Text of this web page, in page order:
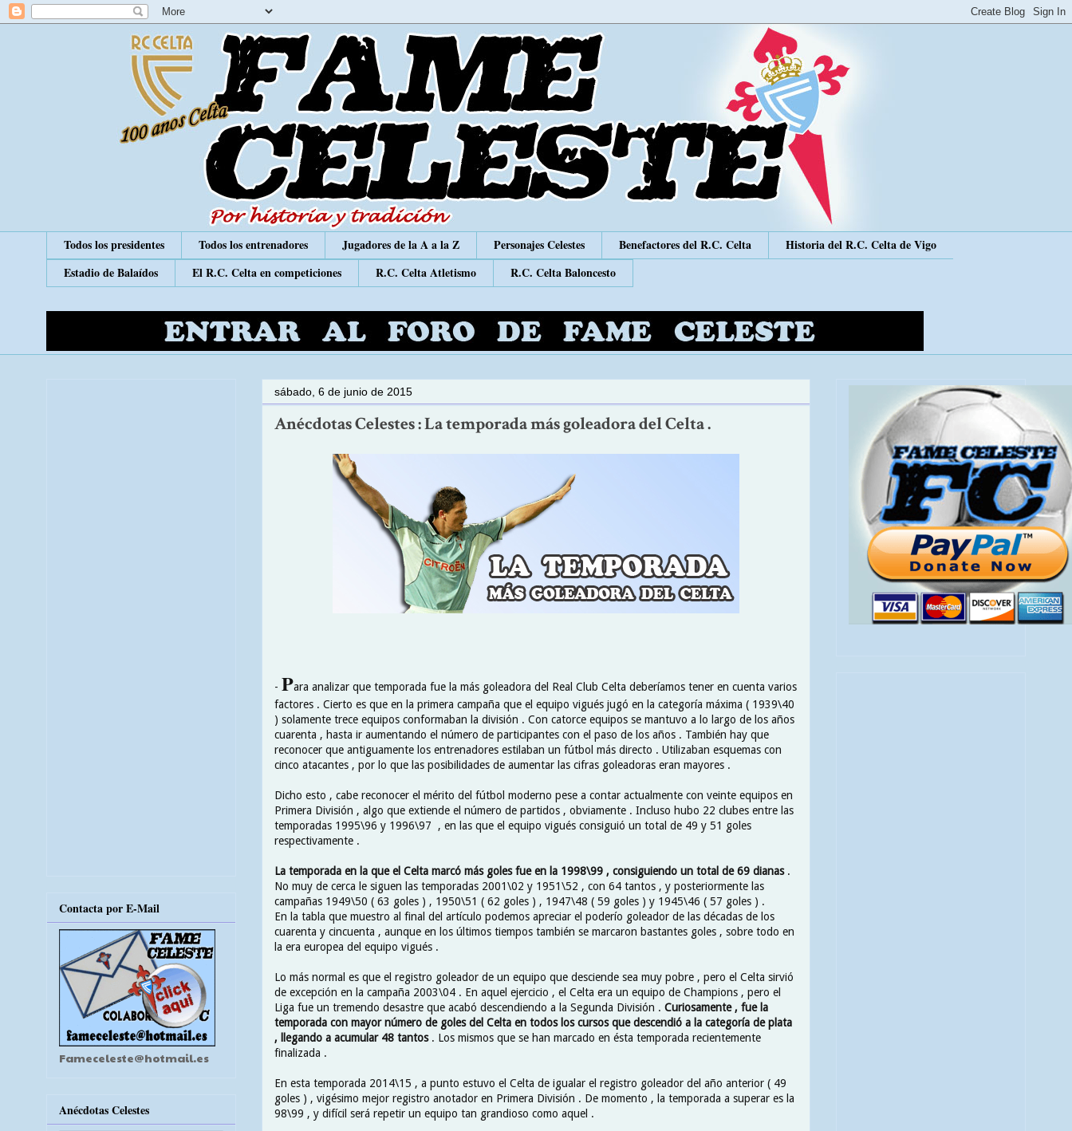
Todos los presidentes Todos los entrenadores Jugadores de la A a la Z Personajes Celestes Benefactores del R.C. Celta
Historia del R.C. Celta de Vigo
Estadio de Balaídos
El R.C. Celta en competiciones R.C. Celta Atletismo R.C. Celta Baloncesto
sábado, 6 de junio de 2015
Anécdotas Celestes : La temporada más goleadora del Celta .
- Para analizar que temporada fue la más goleadora del Real Club Celta deberíamos tener en cuenta varios
factores . Cierto es que en la primera campaña que el equipo vigués jugó en la categoría máxima ( 1939\40
) solamente trece equipos conformaban la división . Con catorce equipos se mantuvo a lo largo de los años
cuarenta , hasta ir aumentando el número de participantes con el paso de los años . También hay que
reconocer que antiguamente los entrenadores estilaban un fútbol más directo . Utilizaban esquemas con
cinco atacantes , por lo que las posibilidades de aumentar las cifras goleadoras eran mayores .
Dicho esto , cabe reconocer el mérito del fútbol moderno pese a contar actualmente con veinte equipos en
Primera División , algo que extiende el número de partidos , obviamente . Incluso hubo 22 clubes entre las
temporadas 1995\96 y 1996\97 , en las que el equipo vigués consiguió un total de 49 y 51 goles
respectivamente .
La temporada en la que el Celta marcó más goles fue en la 1998\99 , consiguiendo un total de 69 dianas .
No muy de cerca le siguen las temporadas 2001\02 y 1951\52 , con 64 tantos , y posteriormente las
campañas 1949\50 ( 63 goles ) , 1950\51 ( 62 goles ) , 1947\48 ( 59 goles ) y 1945\46 ( 57 goles ) .
En la tabla que muestro al final del artículo podemos apreciar el poderío goleador de las décadas de los
cuarenta y cincuenta , aunque en los últimos tiempos también se marcaron bastantes goles , sobre todo en
la era europea del equipo vigués .
Lo más normal es que el registro goleador de un equipo que desciende sea muy pobre , pero el Celta sirvió
de excepción en la campaña 2003\04 . En aquel ejercicio , el Celta era un equipo de Champions , pero el
Liga fue un tremendo desastre que acabó descendiendo a la Segunda División . Curiosamente , fue la
temporada con mayor número de goles del Celta en todos los cursos que descendió a la categoría de plata
, llegando a acumular 48 tantos. Los mismos que se han marcado en ésta temporada recientemente
finalizada .
En esta temporada 2014\15 , a punto estuvo el Celta de igualar el registro goleador del año anterior ( 49
goles ) , vigésimo mejor registro anotador en Primera División . De momento , la temporada a superar es la
98\99 , y difícil será repetir un equipo tan grandioso como aquel .
Contacta por E-Mail
Fameceleste@hotmail.es
Anécdotas Celestes